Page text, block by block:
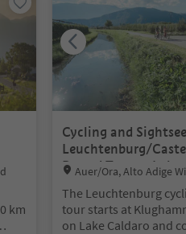
km
Cycling and
Leuchtenburg/
Round Tour at Lake
Location:
Auer/Ora, Alto Adige
The Leuchtenburg
tour starts at
on Lake Caldaro and